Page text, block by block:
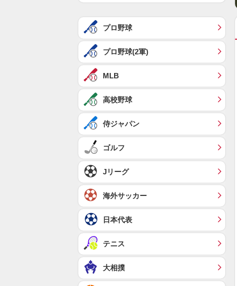
プロ野球
プロ野球(2軍)
MLB
高校野球
侍ジャパン
ゴルフ
Jリーグ
海外サッカー
日本代表
テニス
大相撲